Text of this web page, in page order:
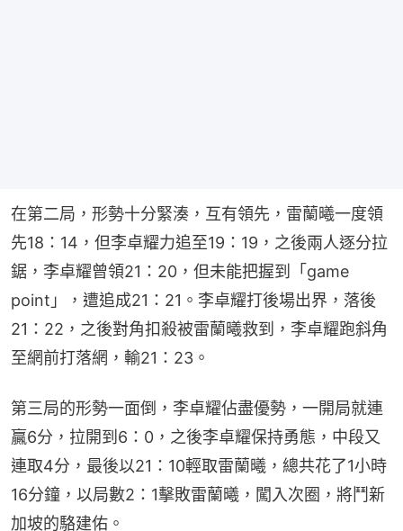
在第二局，形勢十分緊湊，互有領先，雷蘭曦一度領
先18：14，但李卓耀力追至19：19，之後兩人逐分拉
鋸，李卓耀曾領21：20，但未能把握到「game
point」，遭追成21：21。李卓耀打後場出界，落後
21：22，之後對角扣殺被雷蘭曦救到，李卓耀跑斜角
至網前打落網，輸21：23。
第三局的形勢一面倒，李卓耀佔盡優勢，一開局就連
贏6分，拉開到6：0，之後李卓耀保持勇態，中段又
連取4分，最後以21：10輕取雷蘭曦，總共花了1小時
16分鐘，以局數2：1擊敗雷蘭曦，闖入次圈，將鬥新
加坡的駱建佑。